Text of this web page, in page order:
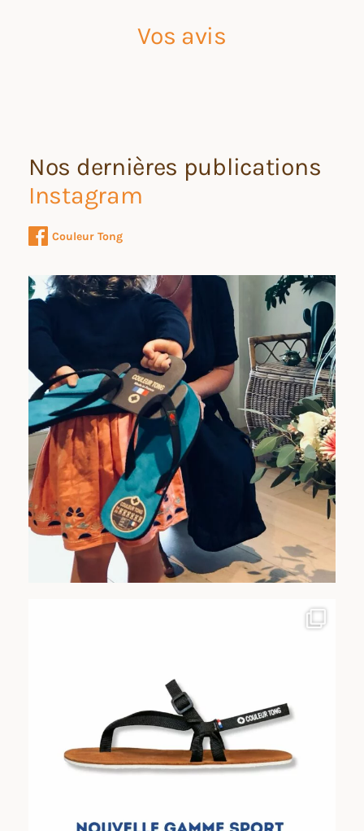
Vos avis
Nos dernières publications
Instagram
Couleur Tong